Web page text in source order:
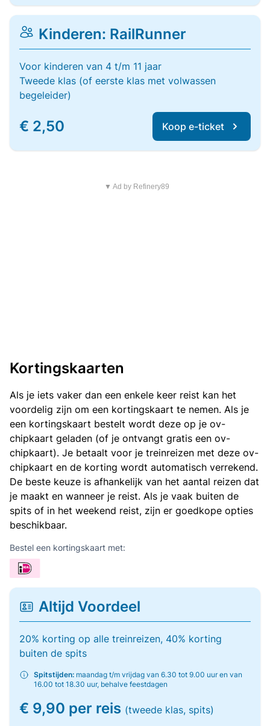
Kinderen: RailRunner
Voor kinderen van 4 t/m 11 jaar
Tweede klas (of eerste klas met volwassen
begeleider)
€ 2,50 Koop e-ticket
▼ Ad by Refinery89
Kortingskaarten
Als je iets vaker dan een enkele keer reist kan het
voordelig zijn om een kortingskaart te nemen. Als je
een kortingskaart bestelt wordt deze op je ov-
chipkaart geladen (of je ontvangt gratis een ov-
chipkaart). Je betaalt voor je treinreizen met deze ov-
chipkaart en de korting wordt automatisch verrekend.
De beste keuze is afhankelijk van het aantal reizen dat
je maakt en wanneer je reist. Als je vaak buiten de
spits of in het weekend reist, zijn er goedkope opties
beschikbaar.
Bestel een kortingskaart met:
Altijd Voordeel
20% korting op alle treinreizen, 40% korting
buiten de spits
Spitstijden: maandag t/m vrijdag van 6.30 tot 9.00 uur en van
16.00 tot 18.30 uur, behalve feestdagen
€ 9,90 per reis (tweede klas, spits)